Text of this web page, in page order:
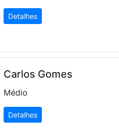
Detalhes
Carlos Gomes
Médio
Detalhes